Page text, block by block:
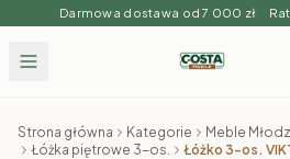
Darmowa dostawa od 7 000 zł
Strona główna Kategorie Meble
Łóżka piętrowe 3-os.
Łóżko 3-os.